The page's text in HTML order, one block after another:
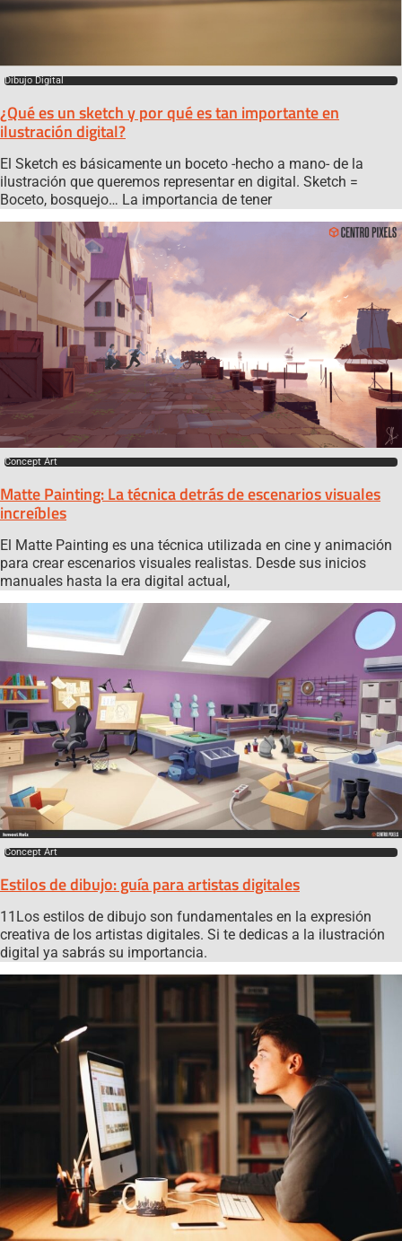
Dibujo Digital
¿Qué es un sketch y por qué es tan importante en
ilustración digital?
El Sketch es básicamente un boceto -hecho a mano- de la
ilustración que queremos representar en digital. Sketch =
Boceto, bosquejo… La importancia de tener
Concept Art
Matte Painting: La técnica detrás de escenarios visuales
increíbles
El Matte Painting es una técnica utilizada en cine y animación
para crear escenarios visuales realistas. Desde sus inicios
manuales hasta la era digital actual,
Concept Art
Estilos de dibujo: guía para artistas digitales
11Los estilos de dibujo son fundamentales en la expresión
creativa de los artistas digitales. Si te dedicas a la ilustración
digital ya sabrás su importancia.